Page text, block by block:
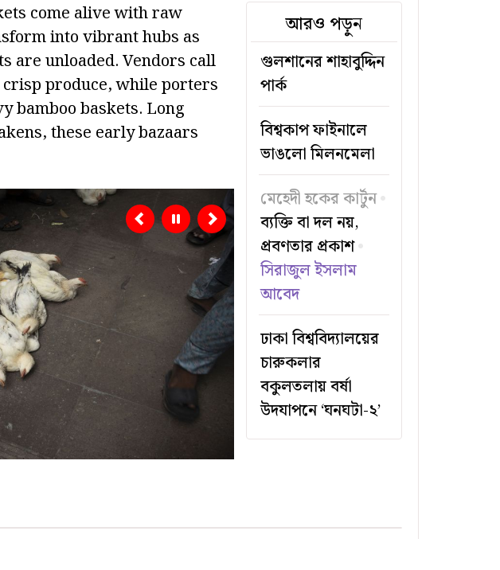
come alive with raw
into vibrant hubs as
unloaded. Vendors call
produce, while porters
bamboo baskets. Long
these early bazaars
Previous Next
আরও পড়ুন
গুলশানের শাহাবুদ্দিন
পার্ক
বিশ্বকাপ ফাইনালে
ভাঙলো মিলনমেলা
মেহেদী হকের কার্টুন
ব্যক্তি বা দল নয়,
প্রবণতার প্রকাশ
সিরাজুল ইসলাম
আবেদ
ঢাকা বিশ্ববিদ্যালয়ের
চারুকলার
বকুলতলায় বর্ষা
উদযাপনে ‘ঘনঘটা-২’